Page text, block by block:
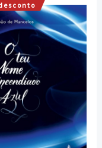
O
preço
original
era:
6,00 €.
O
preço
atual
5,40 €.